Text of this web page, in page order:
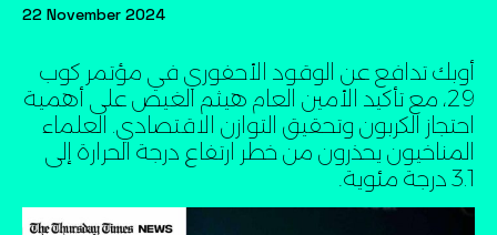
22 November 2024
أوبك تدافع عن الوقود الأحفوري في مؤتمر كوب
29، مع تأكيد الأمين العام هيثم الغيص على أهمية
احتجاز الكربون وتحقيق التوازن الاقتصادي. العلماء
المناخيون يحذرون من خطر ارتفاع درجة الحرارة إلى
3.1 درجة مئوية۔